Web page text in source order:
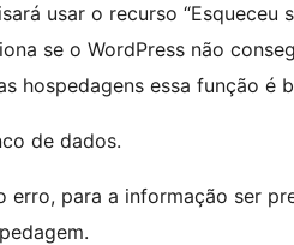
usar o recurso “Esqueceu
se o WordPress não
hospedagens essa função é
de dados.
para a informação ser